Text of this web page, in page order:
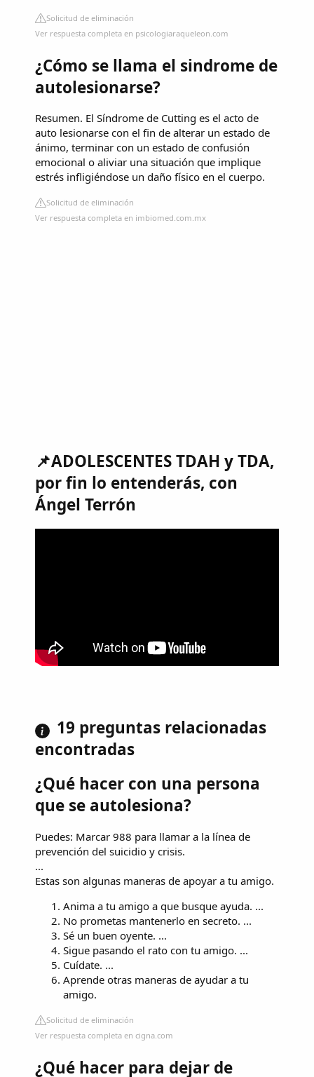
Solicitud de eliminación
Ver respuesta completa en psicologiaraqueleon.com
¿Cómo se llama el sindrome de
autolesionarse?
Resumen. El Síndrome de Cutting es el acto de
auto lesionarse con el fin de alterar un estado de
ánimo, terminar con un estado de confusión
emocional o aliviar una situación que implique
estrés infligiéndose un daño físico en el cuerpo.
Solicitud de eliminación
Ver respuesta completa en imbiomed.com.mx
📌ADOLESCENTES TDAH y TDA,
por fin lo entenderás, con
Ángel Terrón
19 preguntas relacionadas
encontradas
¿Qué hacer con una persona
que se autolesiona?
Puedes: Marcar 988 para llamar a la línea de
prevención del suicidio y crisis.
...
Estas son algunas maneras de apoyar a tu amigo.
Anima a tu amigo a que busque ayuda. ...
No prometas mantenerlo en secreto. ...
Sé un buen oyente. ...
Sigue pasando el rato con tu amigo. ...
Cuídate. ...
Aprende otras maneras de ayudar a tu
amigo.
Solicitud de eliminación
Ver respuesta completa en cigna.com
¿Qué hacer para dejar de